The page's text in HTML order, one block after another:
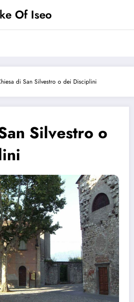
Of Iseo
di San Silvestro o dei Disciplini
Silvestro o